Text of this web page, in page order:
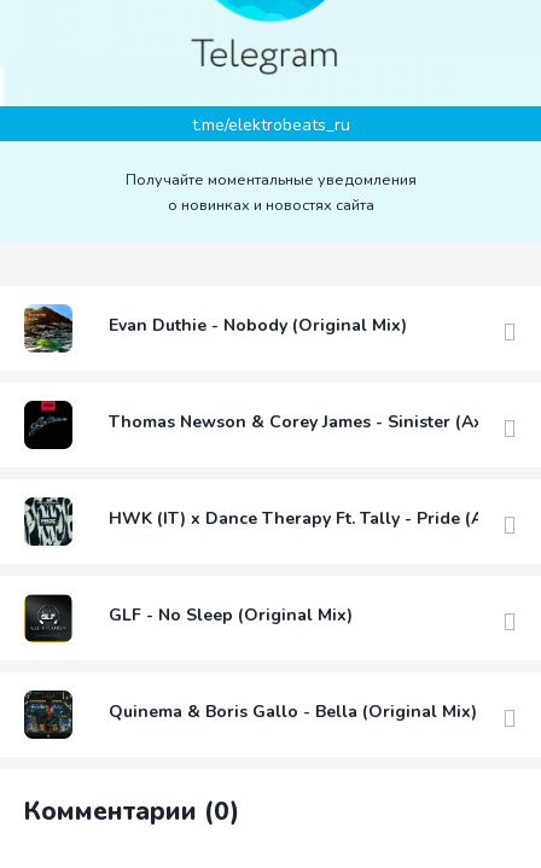
t.me/elektrobeats_ru
Получайте моментальные уведомления
о новинках и новостях сайта
Evan Duthie - Nobody (Original Mix)
Thomas Newson & Corey James - Sinister (Axwell
HWK (IT) x Dance Therapy Ft. Tally - Pride (A
GLF - No Sleep (Original Mix)
Quinema & Boris Gallo - Bella (Original Mix)
Комментарии (0)